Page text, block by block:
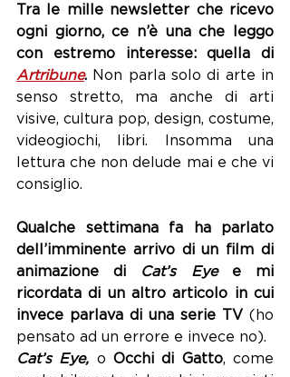
Tra le mille newsletter che ricevo
ogni giorno, ce n’è una che leggo
Artribune. Non parla solo di arte in
senso stretto, ma anche di arti
visive, cultura pop, design, costume,
videogiochi, libri. Insomma una
lettura che non delude mai e che vi
consiglio.
Qualche settimana fa ha parlato
dell’imminente arrivo di un film di
animazione di Cat’s Eye e mi
ricordata di un altro articolo in cui
invece parlava di una serie TV (ho
pensato ad un errore e invece no).
Cat’s Eye, o Occhi di Gatto, come